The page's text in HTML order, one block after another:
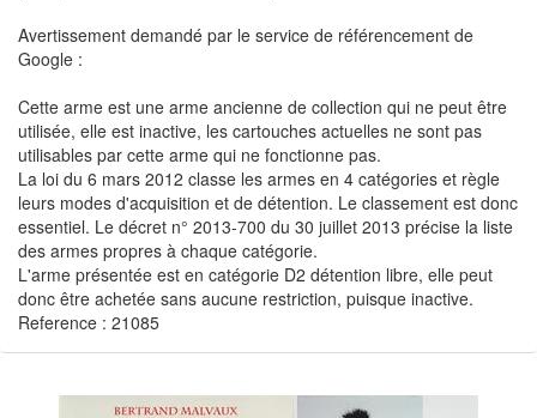
Avertissement demandé par le service de référencement de
Google :
Cette arme est une arme ancienne de collection qui ne peut être
utilisée, elle est inactive, les cartouches actuelles ne sont pas
utilisables par cette arme qui ne fonctionne pas.
La loi du 6 mars 2012 classe les armes en 4 catégories et règle
leurs modes d'acquisition et de détention. Le classement est donc
essentiel. Le décret n° 2013-700 du 30 juillet 2013 précise la liste
des armes propres à chaque catégorie.
L'arme présentée est en catégorie D2 détention libre, elle peut
donc être achetée sans aucune restriction, puisque inactive.
Reference : 21085